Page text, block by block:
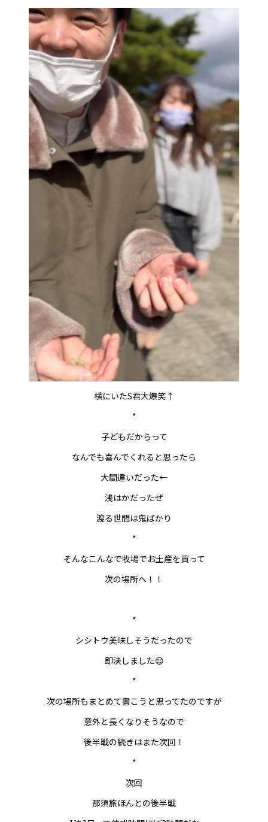
横にいたS君大爆笑↑
*
子どもだからって
なんでも喜んでくれると思ったら
大間違いだった←
浅はかだったぜ
渡る世間は鬼ばかり
*
そんなこんなで牧場でお土産を買って
次の場所へ！！
*
シシトウ美味しそうだったので
即決しました😌
*
次の場所もまとめて書こうと思ってたのですが
意外と長くなりそうなので
後半戦の続きはまた次回！
*
次回
那須旅ほんとの後半戦